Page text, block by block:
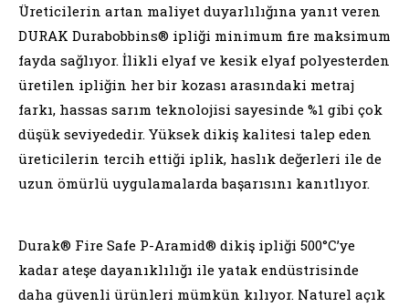
Üreticilerin artan maliyet duyarlılığına yanıt veren
DURAK Durabobbins® ipliği minimum fire maksimum
fayda sağlıyor. İlikli elyaf ve kesik elyaf polyesterden
üretilen ipliğin her bir kozası arasındaki metraj
farkı, hassas sarım teknolojisi sayesinde %1 gibi çok
düşük seviyededir. Yüksek dikiş kalitesi talep eden
üreticilerin tercih ettiği iplik, haslık değerleri ile de
uzun ömürlü uygulamalarda başarısını kanıtlıyor.
Durak® Fire Safe P-Aramid® dikiş ipliği 500°C’ye
kadar ateşe dayanıklılığı ile yatak endüstrisinde
daha güvenli ürünleri mümkün kılıyor. Naturel açık